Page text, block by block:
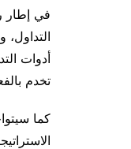
في إطار
أدوات
تخدم
كما